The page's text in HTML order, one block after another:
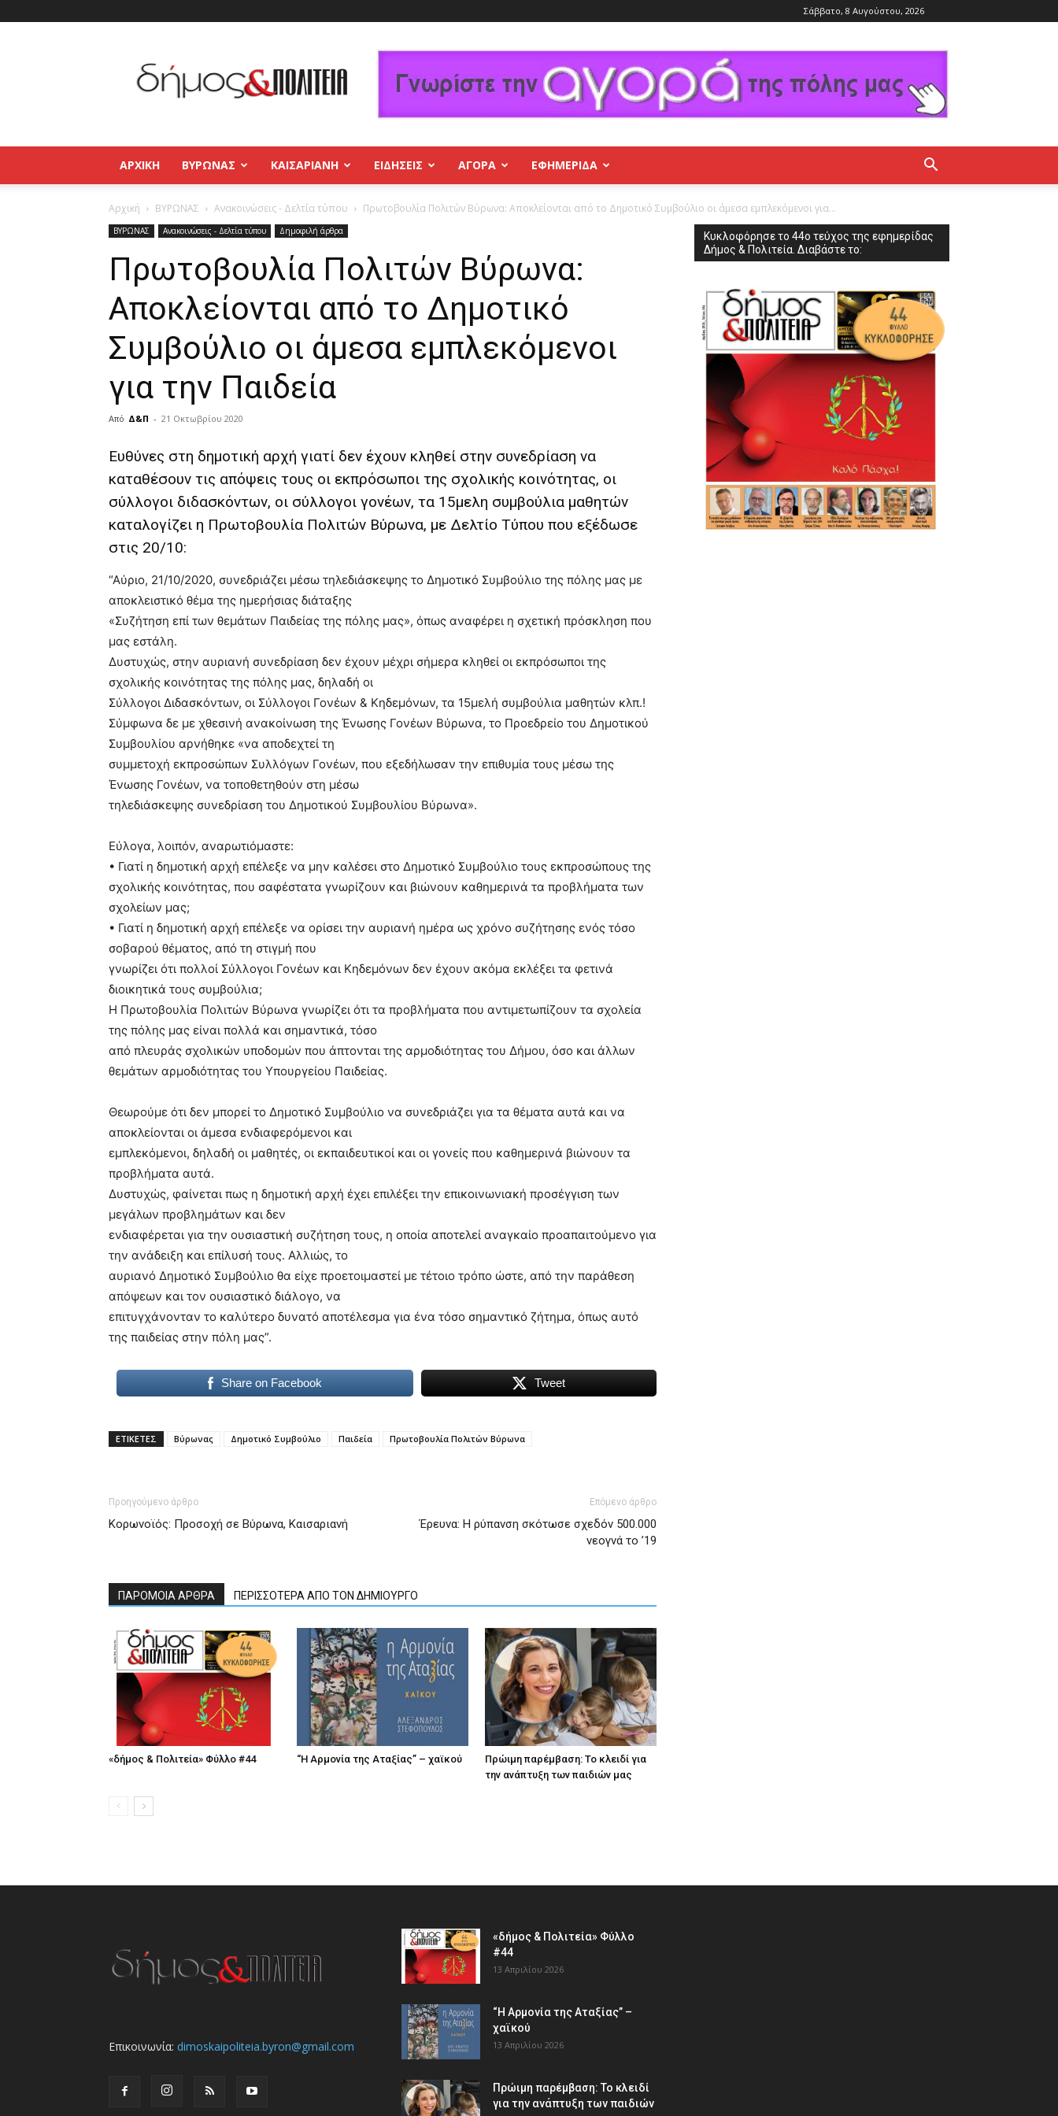
Σάββατο, 8 Αυγούστου, 2026
και
Πολιτεία
Βύρωνας
–
Παγκράτι
ΑΡΧΙΚΉ ΒΥΡΩΝΑΣ ΚΑΙΣΑΡΙΑΝΗ ΕΙΔΗΣΕΙΣ ΑΓΟΡΑ ΕΦΗΜΕΡΊΔΑ
Αρχική ΒΥΡΩΝΑΣ Ανακοινώσεις - Δελτία τύπου Πρωτοβουλία Πολιτών Βύρωνα: Αποκλείονται από το Δημοτικό Συμβούλιο οι άμεσα εμπλεκόμενοι για...
ΒΥΡΩΝΑΣ Ανακοινώσεις - Δελτία τύπου Δημοφιλή άρθρα
Πρωτοβουλία Πολιτών Βύρωνα:
Αποκλείονται από το Δημοτικό
Συμβούλιο οι άμεσα εμπλεκόμενοι
για την Παιδεία
Από Δ&Π - 21 Οκτωβρίου 2020
lesbians
very
hot
show.desi
xxx
lyons
teaches
the
meaning
of
pain.
pornhun
hd
porn
Eυθύνες στη δημοτική αρχή γιατί δεν έχουν κληθεί στην συνεδρίαση να
καταθέσουν τις απόψεις τους οι εκπρόσωποι της σχολικής κοινότητας, οι
σύλλογοι διδασκόντων, οι σύλλογοι γονέων, τα 15μελη συμβούλια μαθητών
καταλογίζει η Πρωτοβουλία Πολιτών Βύρωνα, με Δελτίο Τύπου που εξέδωσε
στις 20/10:
“Αύριο, 21/10/2020, συνεδριάζει μέσω τηλεδιάσκεψης το Δημοτικό Συμβούλιο της πόλης μας με
αποκλειστικό θέμα της ημερήσιας διάταξης
«Συζήτηση επί των θεμάτων Παιδείας της πόλης μας», όπως αναφέρει η σχετική πρόσκληση που
μας εστάλη.
Δυστυχώς, στην αυριανή συνεδρίαση δεν έχουν μέχρι σήμερα κληθεί οι εκπρόσωποι της
σχολικής κοινότητας της πόλης μας, δηλαδή οι
Σύλλογοι Διδασκόντων, οι Σύλλογοι Γονέων & Κηδεμόνων, τα 15μελή συμβούλια μαθητών κλπ.!
Σύμφωνα δε με χθεσινή ανακοίνωση της Ένωσης Γονέων Βύρωνα, το Προεδρείο του Δημοτικού
Συμβουλίου αρνήθηκε «να αποδεχτεί τη
συμμετοχή εκπροσώπων Συλλόγων Γονέων, που εξεδήλωσαν την επιθυμία τους μέσω της
Ένωσης Γονέων, να τοποθετηθούν στη μέσω
τηλεδιάσκεψης συνεδρίαση του Δημοτικού Συμβουλίου Βύρωνα».
Εύλογα, λοιπόν, αναρωτιόμαστε:
• Γιατί η δημοτική αρχή επέλεξε να μην καλέσει στο Δημοτικό Συμβούλιο τους εκπροσώπους της
σχολικής κοινότητας, που σαφέστατα γνωρίζουν και βιώνουν καθημερινά τα προβλήματα των
σχολείων μας;
• Γιατί η δημοτική αρχή επέλεξε να ορίσει την αυριανή ημέρα ως χρόνο συζήτησης ενός τόσο
σοβαρού θέματος, από τη στιγμή που
γνωρίζει ότι πολλοί Σύλλογοι Γονέων και Κηδεμόνων δεν έχουν ακόμα εκλέξει τα φετινά
διοικητικά τους συμβούλια;
Η Πρωτοβουλία Πολιτών Βύρωνα γνωρίζει ότι τα προβλήματα που αντιμετωπίζουν τα σχολεία
της πόλης μας είναι πολλά και σημαντικά, τόσο
από πλευράς σχολικών υποδομών που άπτονται της αρμοδιότητας του Δήμου, όσο και άλλων
θεμάτων αρμοδιότητας του Υπουργείου Παιδείας.
Θεωρούμε ότι δεν μπορεί το Δημοτικό Συμβούλιο να συνεδριάζει για τα θέματα αυτά και να
αποκλείονται οι άμεσα ενδιαφερόμενοι και
εμπλεκόμενοι, δηλαδή οι μαθητές, οι εκπαιδευτικοί και οι γονείς που καθημερινά βιώνουν τα
προβλήματα αυτά.
Δυστυχώς, φαίνεται πως η δημοτική αρχή έχει επιλέξει την επικοινωνιακή προσέγγιση των
μεγάλων προβλημάτων και δεν
ενδιαφέρεται για την ουσιαστική συζήτηση τους, η οποία αποτελεί αναγκαίο προαπαιτούμενο για
την ανάδειξη και επίλυσή τους. Αλλιώς, το
αυριανό Δημοτικό Συμβούλιο θα είχε προετοιμαστεί με τέτοιο τρόπο ώστε, από την παράθεση
απόψεων και τον ουσιαστικό διάλογο, να
επιτυγχάνονταν το καλύτερο δυνατό αποτέλεσμα για ένα τόσο σημαντικό ζήτημα, όπως αυτό
της παιδείας στην πόλη μας”.
Share on Facebook Tweet
ΕΤΙΚΕΤΕΣ Βύρωνας Δημοτικό Συμβούλιο Παιδεία Πρωτοβουλία Πολιτών Βύρωνα
Προηγούμενο άρθρο
Κορωνοϊός: Προσοχή σε Βύρωνα, Καισαριανή
Επόμενο άρθρο
Έρευνα: Η ρύπανση σκότωσε σχεδόν 500.000
νεογνά το ’19
ΠΑΡΟΜΟΙΑ ΑΡΘΡΑ ΠΕΡΙΣΣΟΤΕΡΑ ΑΠΟ ΤΟΝ ΔΗΜΙΟΥΡΓΟ
«δήμος & Πολιτεία» Φύλλο #44 “Η Αρμονία της Αταξίας” – χαϊκού
Πρώιμη παρέμβαση: Το κλειδί για
την ανάπτυξη των παιδιών µας
Κυκλοφόρησε το 44ο τεύχος της εφημερίδας
Δήμος & Πολιτεία. Διαβάστε το:
Επικοινωνία: dimoskaipoliteia.byron@gmail.com
«δήμος & Πολιτεία» Φύλλο
#44
13 Απριλίου 2026
“Η Αρμονία της Αταξίας” –
χαϊκού
13 Απριλίου 2026
Πρώιμη παρέμβαση: Το κλειδί
για την ανάπτυξη των παιδιών